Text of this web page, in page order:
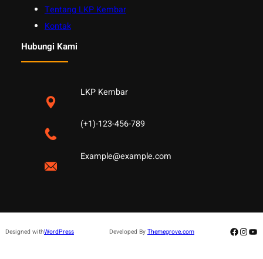
Tentang LKP Kembar
Kontak
Hubungi Kami
LKP Kembar
(+1)-123-456-789
Example@example.com
Designed withWordPress Developed By Themegrove.com